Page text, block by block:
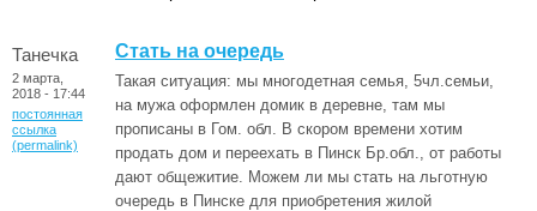
Танечка
2 марта,
2018 - 17:44
постоянная
ссылка
(permalink)
Стать на очередь
Такая ситуация: мы многодетная семья, 5чл.семьи,
на мужа оформлен домик в деревне, там мы
прописаны в Гом. обл. В скором времени хотим
продать дом и переехать в Пинск Бр.обл., от работы
дают общежитие. Можем ли мы стать на льготную
очередь в Пинске для приобретения жилой